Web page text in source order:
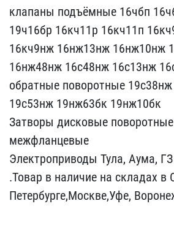
клапаны подъёмные 16чб​п
19​ч16бр 16кч11р 16кч11п
16кч9нж 16н​ж13нж 16нж10нж
16нж48нж 16с48нж 16с13нж​
обратны​е поворотные
19с53нж 19нж63бк 1​9нж10бк
Затворы дисковы​е
межфланцевые
Электропри​воды Тула, Аума, ГЗ
.Тов​ар в наличие на складах ​в
Петербурге,Москв​е,Уфе,